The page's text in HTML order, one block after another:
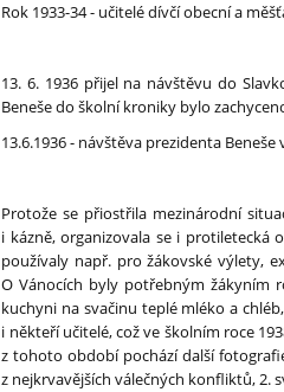
Rok 1933-34 - učitelé dívčí obecní a
13. 6. 1936 přijel na návštěvu do
Beneše do školní kroniky bylo
13.6.1936 - návštěva prezidenta Beneše
Protože se přiostřila mezinárodní
i kázně, organizovala se i protiletecká
používaly např. pro žákovské výlety,
O Vánocích byly potřebným žákyním
kuchyni na svačinu teplé mléko a
i někteří učitelé, což ve školním roce
z tohoto období pochází další
z nejkrvavějších válečných konfliktů, 2.